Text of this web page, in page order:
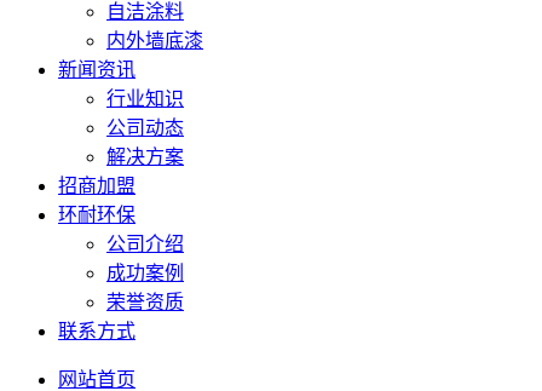
自洁涂料
内外墙底漆
新闻资讯
行业知识
公司动态
解决方案
招商加盟
环耐环保
公司介绍
成功案例
荣誉资质
联系方式
网站首页